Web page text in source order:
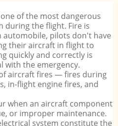
of the most dangerous
during the flight. Fire is
automobile, pilots don't have
their aircraft in flight to
quickly and correctly is
with the emergency.
aircraft fires — fires during
in-flight engine fires, and
when an aircraft component
or improper maintenance.
system constitute the